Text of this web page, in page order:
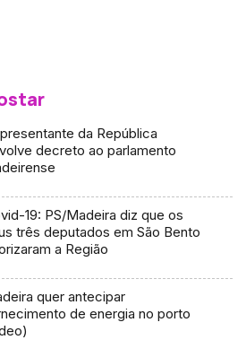
da República
decreto ao parlamento
19: PS/Madeira diz que os
três deputados em São Bento
a Região
quer antecipar
de energia no porto